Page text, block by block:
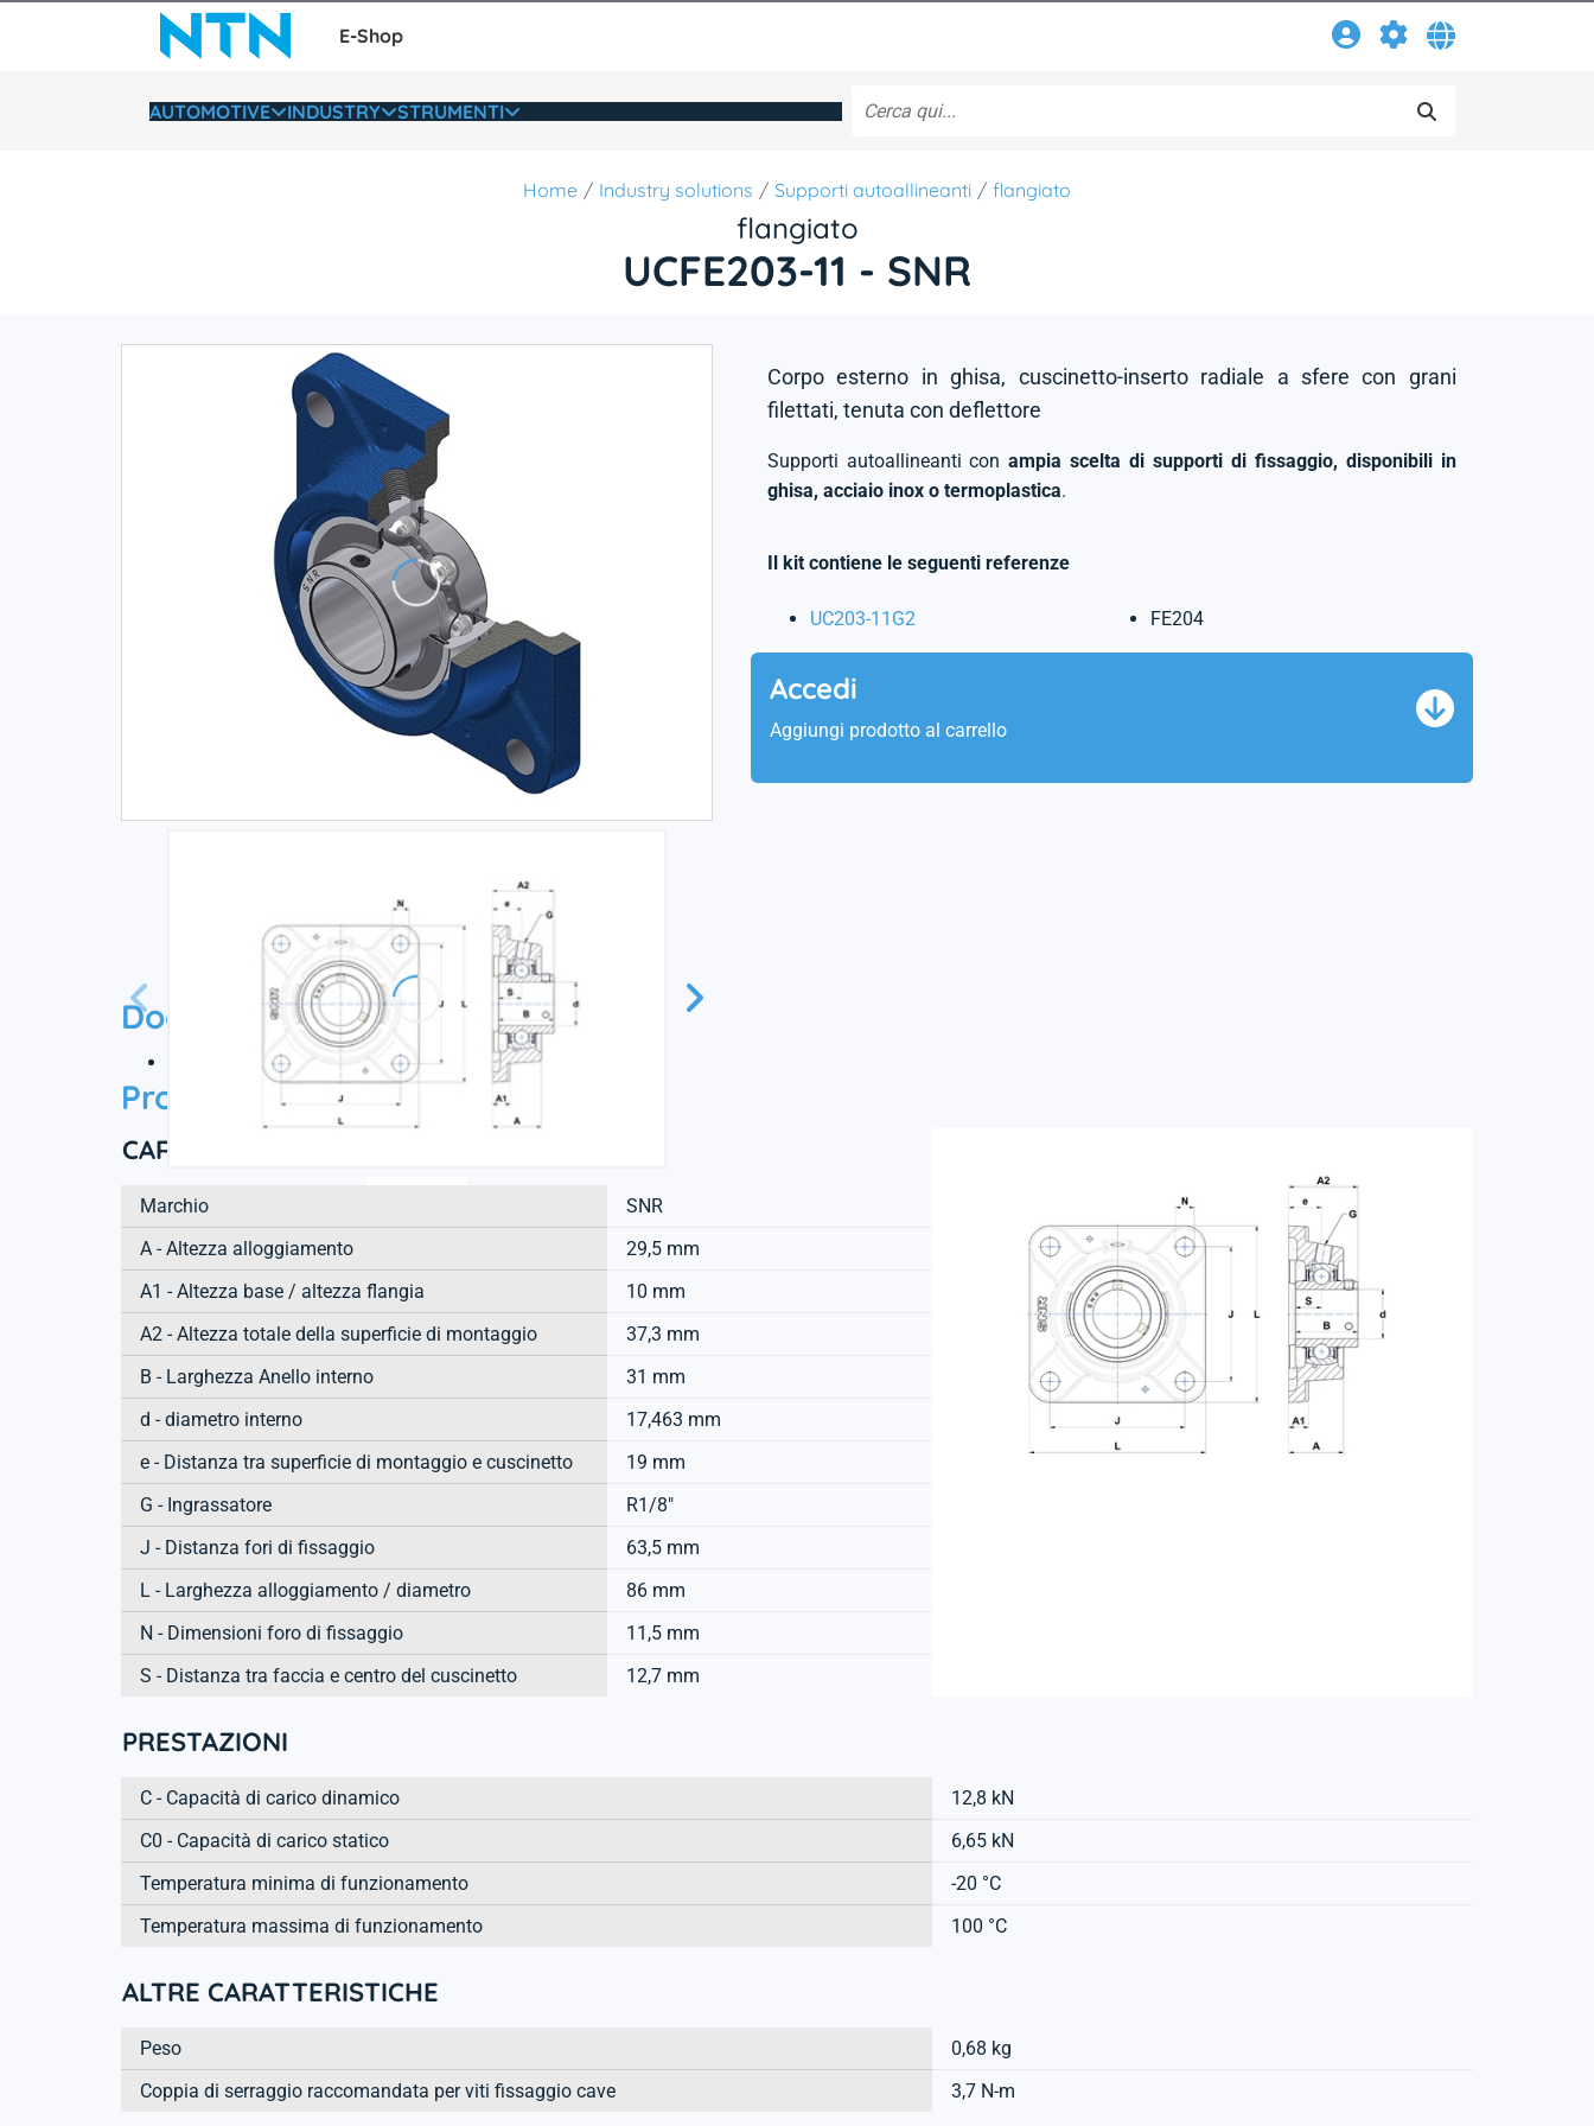
E-Shop
AUTOMOTIVE INDUSTRY STRUMENTI
Home Industry solutions Supporti autoallineanti flangiato
flangiato
UCFE203-11 - SNR
Corpo esterno in ghisa, cuscinetto-inserto radiale a sfere con grani
filettati, tenuta con deflettore
Supporti autoallineanti conampia scelta di supporti di fissaggio, disponibili in
ghisa, acciaio inox o termoplastica.
Il kit contiene le seguenti referenze
UC203-11G2 FE204
Accedi
Aggiungi prodotto al carrello
Documentation
Scheda tecnica
Product information
CARATTTERISTICHE TECNICHE
Marchio
SNR
A - Altezza alloggiamento
29,5 mm
A1 - Altezza base / altezza flangia
10 mm
A2 - Altezza totale della superficie di montaggio
37,3 mm
B - Larghezza Anello interno
31 mm
d - diametro interno
17,463 mm
e - Distanza tra superficie di montaggio e cuscinetto
19 mm
G - Ingrassatore
R1/8"
J - Distanza fori di fissaggio
63,5 mm
L - Larghezza alloggiamento / diametro
86 mm
N - Dimensioni foro di fissaggio
11,5 mm
S - Distanza tra faccia e centro del cuscinetto
12,7 mm
PRESTAZIONI
C - Capacità di carico dinamico
12,8 kN
C0 - Capacità di carico statico
6,65 kN
Temperatura minima di funzionamento
-20 °C
Temperatura massima di funzionamento
100 °C
ALTRE CARATTERISTICHE
Peso
0,68 kg
Coppia di serraggio raccomandata per viti fissaggio cave
3,7 N-m